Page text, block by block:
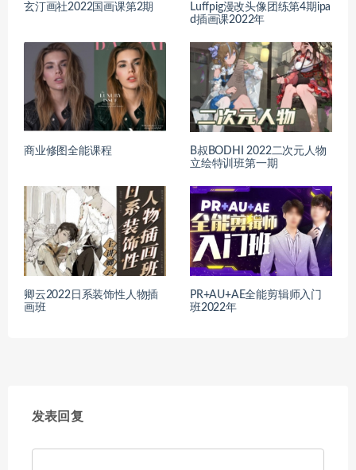
玄汀画社2022国画课第2期
Luffpig漫改头像团练第4期ipa
d插画课2022年
商业修图全能课程
B叔BODHI 2022二次元人物
立绘特训班第一期
卿云2022日系装饰性人物插
画班
PR+AU+AE全能剪辑师入门
班2022年
发表回复